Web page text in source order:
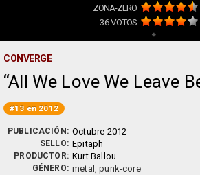
ZONA-ZERO
36VOTOS
+
CONVERGE
All We Love We Leave
#13 en 2012
PUBLICACIÓN: Octubre 2012
SELLO: Epitaph
PRODUCTOR: Kurt Ballou
GÉNERO: metal, punk-core